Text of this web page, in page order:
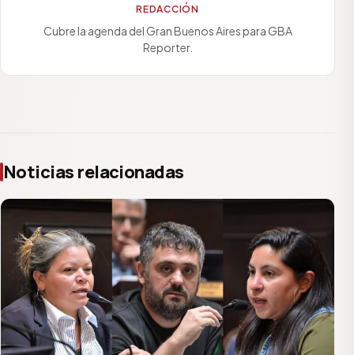
REDACCIÓN
Cubre la agenda del Gran Buenos Aires para GBA
Reporter.
Noticias relacionadas